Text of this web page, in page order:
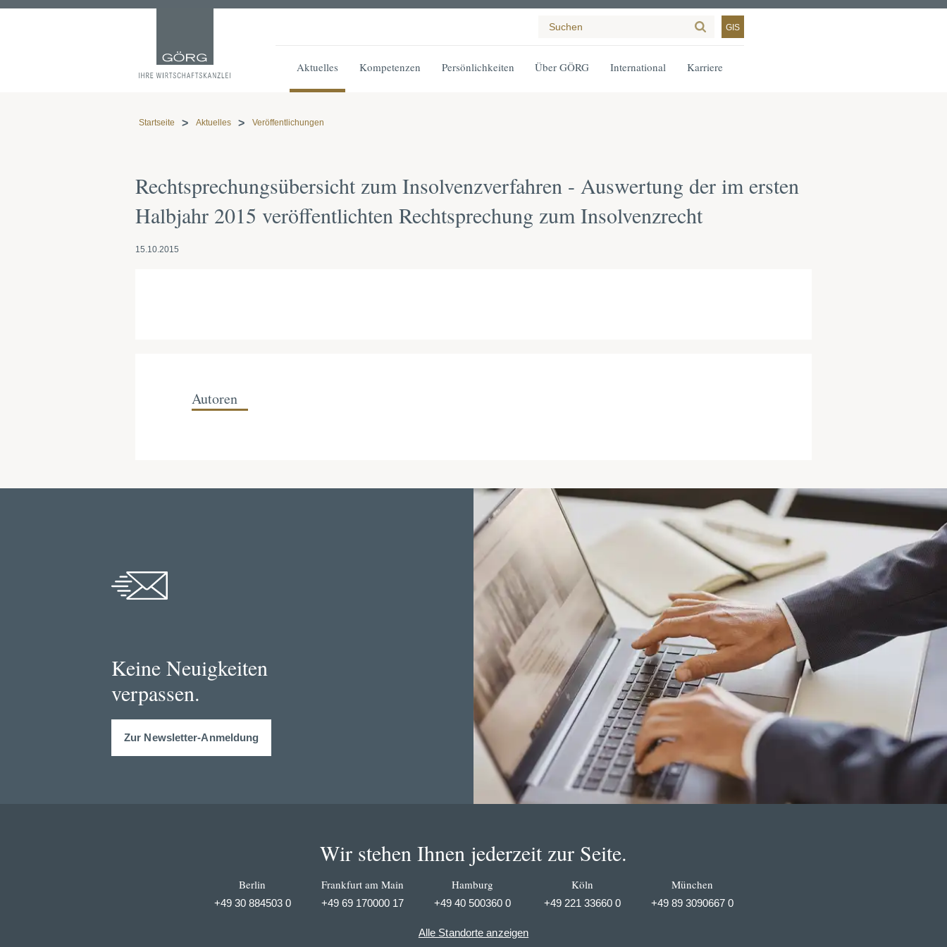
GIS
Aktuelles Kompetenzen Persönlichkeiten Über GÖRG International Karriere
Startseite Aktuelles Veröffentlichungen
Rechtsprechungsübersicht zum Insolvenzverfahren - Auswertung der im ersten
Halbjahr 2015 veröffentlichten Rechtsprechung zum Insolvenzrecht
15.10.2015
Autoren
Keine Neuigkeiten
verpassen.
Zur Newsletter-Anmeldung
Wir stehen Ihnen jederzeit zur Seite.
Berlin
+49 30 884503 0
Frankfurt am Main
+49 69 170000 17
Hamburg
+49 40 500360 0
Köln
+49 221 33660 0
München
+49 89 3090667 0
Alle Standorte anzeigen